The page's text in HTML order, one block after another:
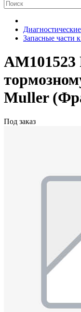
Запасные части
AM101523
Muller
Под заказ